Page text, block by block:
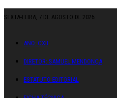
SEXTA-FEIRA, 7 DE AGOSTO DE 2026
ANO: CXII
DIRETOR: SAMUEL MENDONÇA
ESTATUTO EDITORIAL